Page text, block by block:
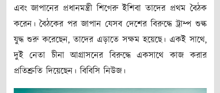
এবং জাপানের প্রধানমন্ত্রী শিগেরু ইশিবা তাদের প্রথম বৈঠক
করেন। বৈঠকের পর জাপান যেসব দেশের বিরুদ্ধে ট্রাম্প শুল্ক
যুদ্ধ শুরু করেছেন, তাদের এড়াতে সক্ষম হয়েছে। একই সাথে,
দুই নেতা চীনা আগ্রাসনের বিরুদ্ধে একসাথে কাজ করার
প্রতিশ্রুতি দিয়েছেন। বিবিসি নিউজ।